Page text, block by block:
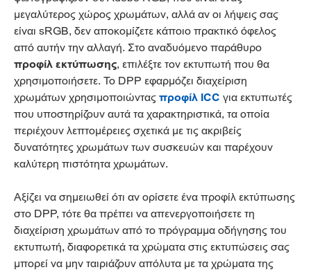
μεγαλύτερος χώρος χρωμάτων, αλλά αν οι λήψεις σας
είναι sRGB, δεν αποκομίζετε κάποιο πρακτικό όφελος
από αυτήν την αλλαγή. Στο αναδυόμενο παράθυρο
προφίλ εκτύπωσης, επιλέξτε τον εκτυπωτή που θα
χρησιμοποιήσετε. Το DPP εφαρμόζει διαχείριση
χρωμάτων χρησιμοποιώνταςπροφίλ ICC για εκτυπωτές
που υποστηρίζουν αυτά τα χαρακτηριστικά, τα οποία
περιέχουν λεπτομέρειες σχετικά με τις ακριβείς
δυνατότητες χρωμάτων των συσκευών και παρέχουν
καλύτερη πιστότητα χρωμάτων.
Αξίζει να σημειωθεί ότι αν ορίσετε ένα προφίλ εκτύπωσης
στο DPP, τότε θα πρέπει να απενεργοποιήσετε τη
διαχείριση χρωμάτων από το πρόγραμμα οδήγησης του
εκτυπωτή, διαφορετικά τα χρώματα στις εκτυπώσεις σας
μπορεί να μην ταιριάζουν απόλυτα με τα χρώματα της